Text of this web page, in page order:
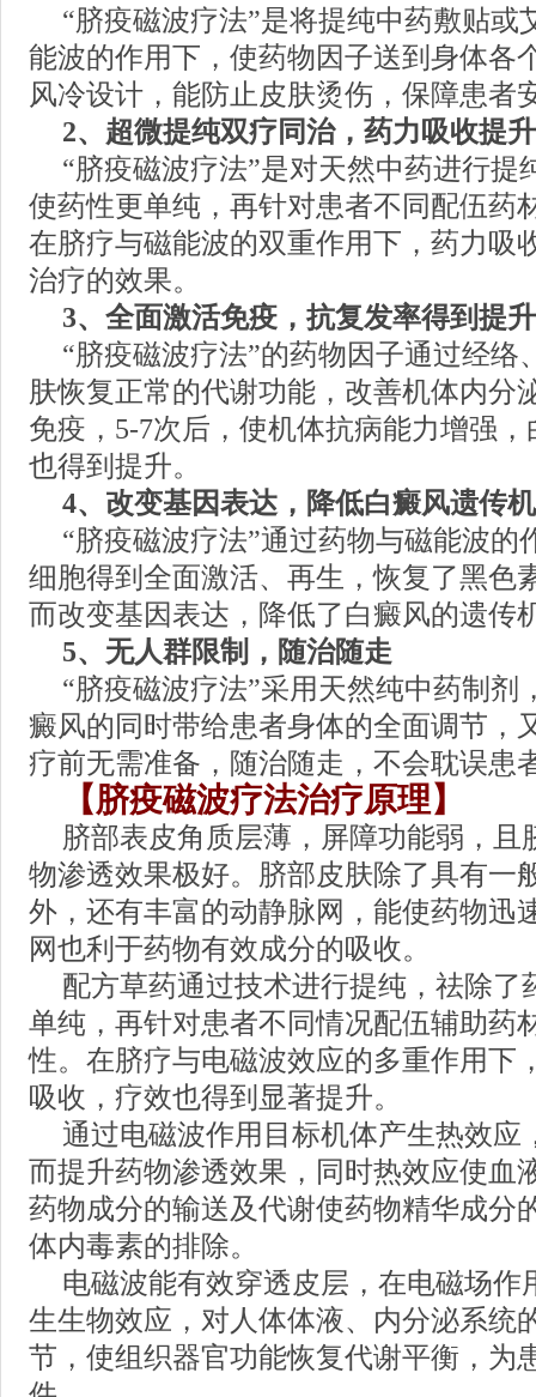
“脐疫磁波疗法”是将提纯中药敷贴或
能波的作用下，使药物因子送到身体各
风冷设计，能防止皮肤烫伤，保障患者
2、超微提纯双疗同治，药力吸收提
“脐疫磁波疗法”是对天然中药进行提
使药性更单纯，再针对患者不同配伍药
在脐疗与磁能波的双重作用下，药力吸
治疗的效果。
3、全面激活免疫，抗复发率得到提升
“脐疫磁波疗法”的药物因子通过经络
肤恢复正常的代谢功能，改善机体内分
免疫，5-7次后，使机体抗病能力增强
也得到提升。
4、改变基因表达，降低白癜风遗传
“脐疫磁波疗法”通过药物与磁能波的
细胞得到全面激活、再生，恢复了黑色
而改变基因表达，降低了白癜风的遗传
5、无人群限制，随治随走
“脐疫磁波疗法”采用天然纯中药制剂
癜风的同时带给患者身体的全面调节，
疗前无需准备，随治随走，不会耽误患
【脐疫磁波疗法治疗原理】
脐部表皮角质层薄，屏障功能弱，且
物渗透效果极好。脐部皮肤除了具有一
外，还有丰富的动静脉网，能使药物迅
网也利于药物有效成分的吸收。
配方草药通过技术进行提纯，祛除了
单纯，再针对患者不同情况配伍辅助药
性。在脐疗与电磁波效应的多重作用下
吸收，疗效也得到显著提升。
通过电磁波作用目标机体产生热效应
而提升药物渗透效果，同时热效应使血
药物成分的输送及代谢使药物精华成分
体内毒素的排除。
电磁波能有效穿透皮层，在电磁场作
生生物效应，对人体体液、内分泌系统
节，使组织器官功能恢复代谢平衡，为